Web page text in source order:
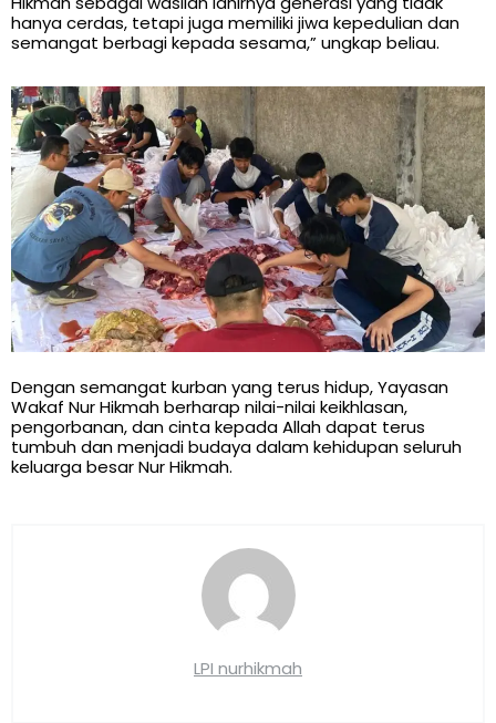
hanya cerdas, tetapi juga memiliki jiwa kepedulian dan
semangat berbagi kepada sesama,” ungkap beliau.
Dengan semangat kurban yang terus hidup, Yayasan
Wakaf Nur Hikmah berharap nilai-nilai keikhlasan,
pengorbanan, dan cinta kepada Allah dapat terus
tumbuh dan menjadi budaya dalam kehidupan seluruh
keluarga besar Nur Hikmah.
LPI nurhikmah